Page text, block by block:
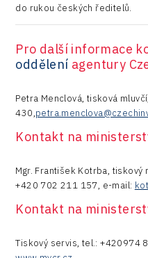
do rukou českých ředitelů.
Pro další informace
oddělení agentury
Petra Menclová, tisková
430,
Kontakt na
Mgr. František Kotrba,
+420 702 211 157, e-mail:
Kontakt na
Tiskový servis, tel.: +420974